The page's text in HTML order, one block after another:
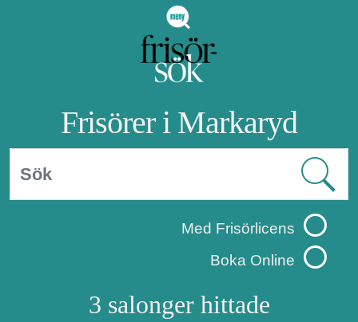
Frisörer i Markaryd
Med Frisörlicens
Boka Online
3 salonger hittade